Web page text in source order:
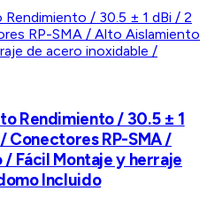
Rendimiento / 30.5 ± 1
Conectores RP-SMA /
Fácil Montaje y herraje
Incluido